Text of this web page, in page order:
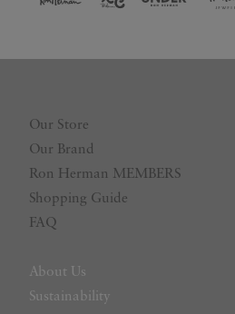
Our Store
Our Brand
Ron Herman MEMBERS
Shopping Guide
FAQ
About Us
Sustainability